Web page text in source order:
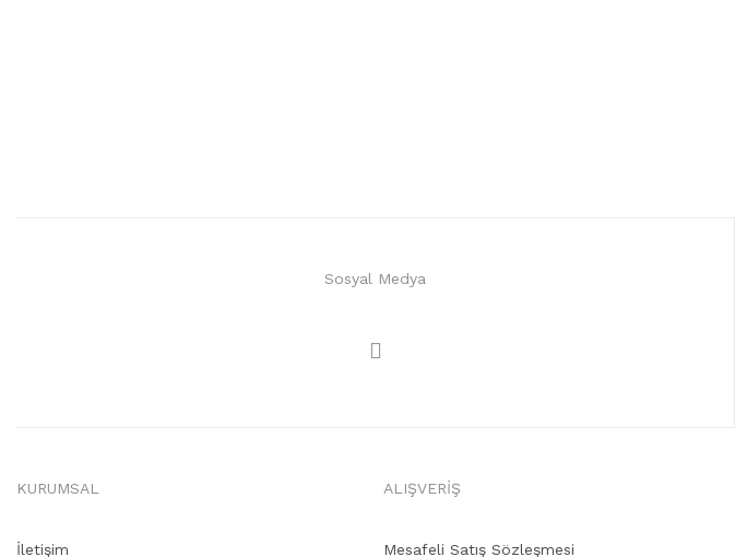
Sosyal Medya
KURUMSAL
İletişim
ALIŞVERİŞ
Mesafeli Satış Sözleşmesi